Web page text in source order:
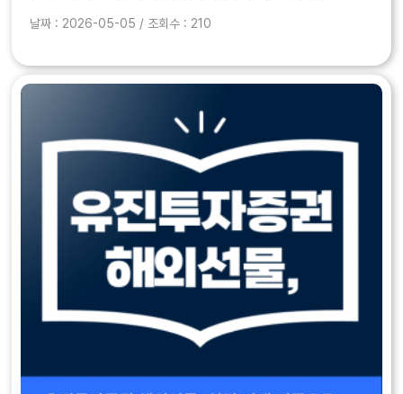
하나로 계좌가 유지되느냐, 정리되느냐가 갈립니다...
날짜 : 2026-05-05 / 조회수 : 210